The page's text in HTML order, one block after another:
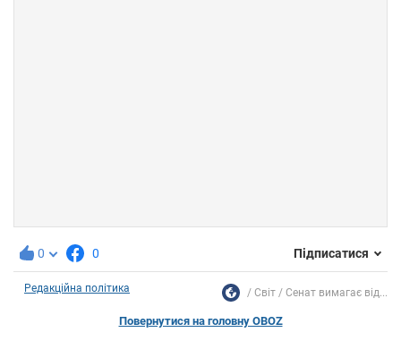
0 0 Підписатися
Редакційна політика Світ Сенат вимагає від...
Повернутися на головну OBOZ